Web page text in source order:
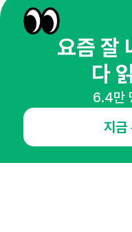
매주 화요일 아침,
마케팅 감각을 깨워 드
65,043명의 마케터를 성장시키는
NHN AD
요즘 잘
다
6.4만
지금